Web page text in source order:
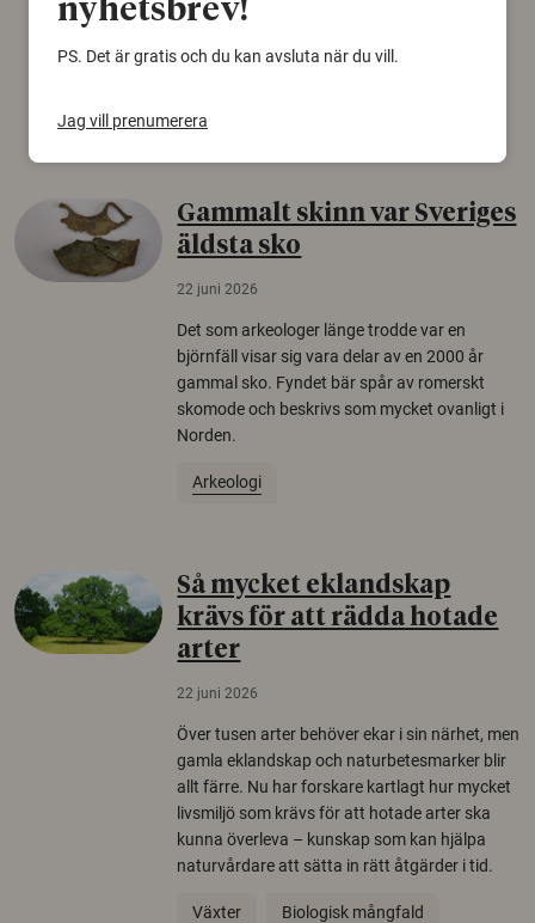
för rysk desinformation. Det visar en studie
europeiska länder.
Gammalt skinn var Sveriges
äldsta sko
22 juni 2026
Det som arkeologer länge trodde var en
björnfäll visar sig vara delar av en 2000 år
gammal sko. Fyndet bär spår av romerskt
skomode och beskrivs som mycket ovanligt i
Norden.
Arkeologi
Så mycket eklandskap
krävs för att rädda hotade
arter
22 juni 2026
Över tusen arter behöver ekar i sin närhet, men
gamla eklandskap och naturbetesmarker blir
allt färre. Nu har forskare kartlagt hur mycket
livsmiljö som krävs för att hotade arter ska
kunna överleva – kunskap som kan hjälpa
naturvårdare att sätta in rätt åtgärder i tid.
Växter Biologisk mångfald
nyhetsbrev!
PS. Det är gratis och du kan avsluta när du vill.
Jag vill prenumerera